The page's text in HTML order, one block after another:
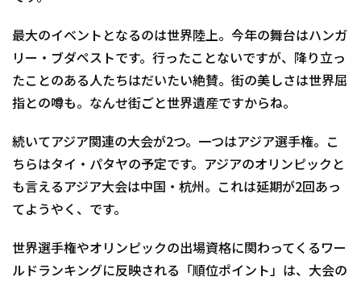
最大のイベントとなるのは世界陸上。今年の舞台はハンガ
リー・ブダペストです。行ったことないですが、降り立っ
たことのある人たちはだいたい絶賛。街の美しさは世界屈
指との噂も。なんせ街ごと世界遺産ですからね。
続いてアジア関連の大会が2つ。一つはアジア選手権。こ
ちらはタイ・パタヤの予定です。アジアのオリンピックと
も言えるアジア大会は中国・杭州。これは延期が2回あっ
てようやく、です。
世界選手権やオリンピックの出場資格に関わってくるワー
ルドランキングに反映される「順位ポイント」は、大会の